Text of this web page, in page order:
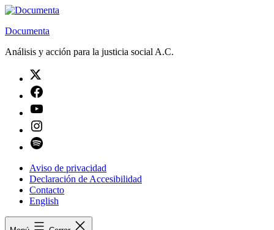
Saltar
contenido
Documenta
Análisis y acción para la justicia social A.C.
Aviso de privacidad
Declaración de Accesibilidad
Contacto
English